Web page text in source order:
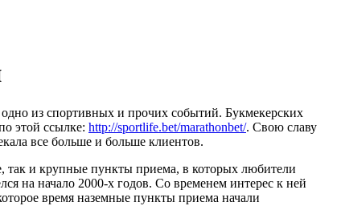
из спортивных и прочих событий. Букмекерских
этой ссылке: http://sportlife.bet/marathonbet/. Свою славу
все больше и больше клиентов.
так и крупные пункты приема, в которых любители
на начало 2000-х годов. Со временем интерес к ней
время наземные пункты приема начали